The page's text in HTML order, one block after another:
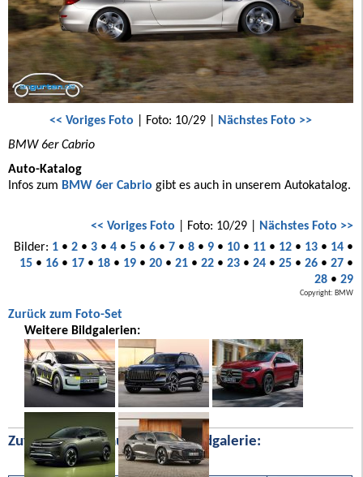
<< Voriges Foto | Foto: 10/29 | Nächstes Foto >>
BMW 6er Cabrio
Auto-Katalog
Infos zum BMW 6er Cabrio gibt es auch in unserem Autokatalog.
<< Voriges Foto | Foto: 10/29 | Nächstes Foto >>
Bilder: 1• 2• 3• 4• 5• 6• 7• 8• 9• 10• 11• 12• 13• 14•
15• 16• 17• 18• 19• 20• 21• 22• 23• 24• 25• 26• 27•
28• 29
Copyright: BMW
Zurück zum Foto-Set
Weitere Bildgalerien:
Zufällige Bilder aus unserer Bildgalerie: